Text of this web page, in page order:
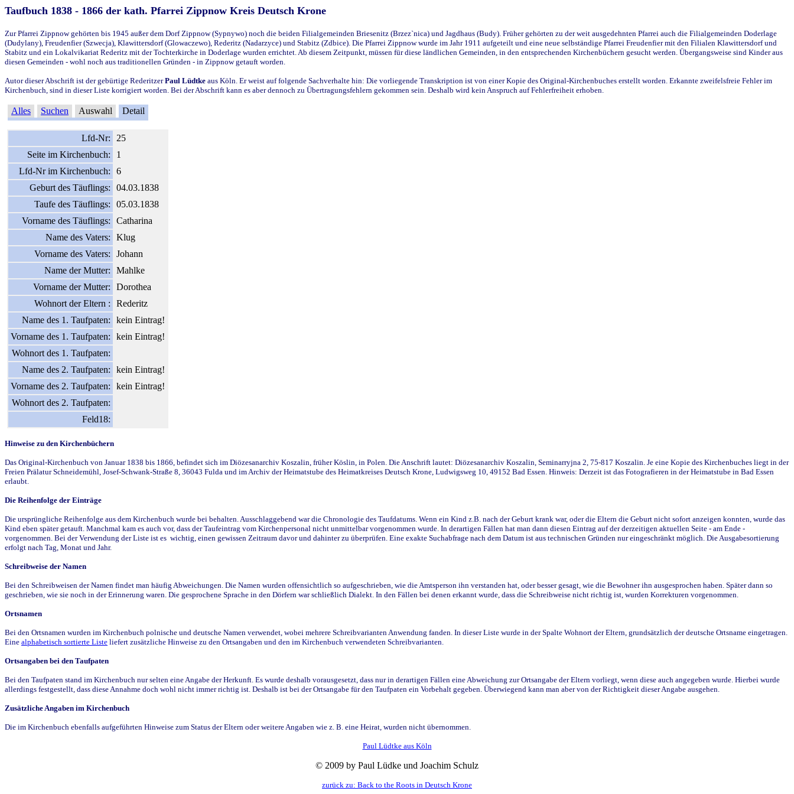
Taufbuch 1838 - 1866 der kath. Pfarrei Zippnow Kreis Deutsch Krone
Zur Pfarrei Zippnow gehörten bis 1945 außer dem Dorf Zippnow (Sypnywo) noch die beiden Filialgemeinden Briesenitz (Brzez`nica) und Jagdhaus (Budy). Früher gehörten zu der weit ausgedehnten Pfarrei auch die Filialgemeinden Doderlage
(Dudylany), Freudenfier (Szwecja), Klawittersdorf (Glowaczewo), Rederitz (Nadarzyce) und Stabitz (Zdbice). Die Pfarrei Zippnow wurde im Jahr 1911 aufgeteilt und eine neue selbständige Pfarrei Freudenfier mit den Filialen Klawittersdorf und
Stabitz und ein Lokalvikariat Rederitz mit der Tochterkirche in Doderlage wurden errichtet. Ab diesem Zeitpunkt, müssen für diese ländlichen Gemeinden, in den entsprechenden Kirchenbüchern gesucht werden. Übergangsweise sind Kinder aus
diesen Gemeinden - wohl noch aus traditionellen Gründen - in Zippnow getauft worden.
Autor dieser Abschrift ist der gebürtige RederitzerPaul Lüdtke aus Köln. Er weist auf folgende Sachverhalte hin: Die vorliegende Transkription ist von einer Kopie des Original-Kirchenbuches erstellt worden. Erkannte zweifelsfreie Fehler im
Kirchenbuch, sind in dieser Liste korrigiert worden. Bei der Abschrift kann es aber dennoch zu Übertragungsfehlern gekommen sein. Deshalb wird kein Anspruch auf Fehlerfreiheit erhoben.
Alles Suchen Auswahl Detail
Lfd-Nr:
25
Seite im Kirchenbuch:
1
Lfd-Nr im Kirchenbuch:
6
Geburt des Täuflings:
04.03.1838
Taufe des Täuflings:
05.03.1838
Vorname des Täuflings:
Catharina
Name des Vaters:
Klug
Vorname des Vaters:
Johann
Name der Mutter:
Mahlke
Vorname der Mutter:
Dorothea
Wohnort der Eltern :
Rederitz
Name des 1. Taufpaten:
kein Eintrag!
Vorname des 1. Taufpaten:
kein Eintrag!
Wohnort des 1. Taufpaten:
Name des 2. Taufpaten:
kein Eintrag!
Vorname des 2. Taufpaten:
kein Eintrag!
Wohnort des 2. Taufpaten:
Feld18:
Hinweise zu den Kirchenbüchern
Das Original-Kirchenbuch von Januar 1838 bis 1866, befindet sich im Diözesanarchiv Koszalin, früher Köslin, in Polen. Die Anschrift lautet: Diözesanarchiv Koszalin, Seminarryjna 2, 75-817 Koszalin. Je eine Kopie des Kirchenbuches liegt in der
Freien Prälatur Schneidemühl, Josef-Schwank-Straße 8, 36043 Fulda und im Archiv der Heimatstube des Heimatkreises Deutsch Krone, Ludwigsweg 10, 49152 Bad Essen. Hinweis: Derzeit ist das Fotografieren in der Heimatstube in Bad Essen
erlaubt.
Die Reihenfolge der Einträge
Die ursprüngliche Reihenfolge aus dem Kirchenbuch wurde bei behalten. Ausschlaggebend war die Chronologie des Taufdatums. Wenn ein Kind z.B. nach der Geburt krank war, oder die Eltern die Geburt nicht sofort anzeigen konnten, wurde das
Kind eben später getauft. Manchmal kam es auch vor, dass der Taufeintrag vom Kirchenpersonal nicht unmittelbar vorgenommen wurde. In derartigen Fällen hat man dann diesen Eintrag auf der derzeitigen aktuellen Seite - am Ende -
vorgenommen. Bei der Verwendung der Liste ist es wichtig, einen gewissen Zeitraum davor und dahinter zu überprüfen. Eine exakte Suchabfrage nach dem Datum ist aus technischen Gründen nur eingeschränkt möglich. Die Ausgabesortierung
erfolgt nach Tag, Monat und Jahr.
Schreibweise der Namen
Bei den Schreibweisen der Namen findet man häufig Abweichungen. Die Namen wurden offensichtlich so aufgeschrieben, wie die Amtsperson ihn verstanden hat, oder besser gesagt, wie die Bewohner ihn ausgesprochen haben. Später dann so
geschrieben, wie sie noch in der Erinnerung waren. Die gesprochene Sprache in den Dörfern war schließlich Dialekt. In den Fällen bei denen erkannt wurde, dass die Schreibweise nicht richtig ist, wurden Korrekturen vorgenommen.
Ortsnamen
Bei den Ortsnamen wurden im Kirchenbuch polnische und deutsche Namen verwendet, wobei mehrere Schreibvarianten Anwendung fanden. In dieser Liste wurde in der Spalte Wohnort der Eltern, grundsätzlich der deutsche Ortsname eingetragen.
Eine alphabetisch sortierte Liste liefert zusätzliche Hinweise zu den Ortsangaben und den im Kirchenbuch verwendeten Schreibvarianten.
Ortsangaben bei den Taufpaten
Bei den Taufpaten stand im Kirchenbuch nur selten eine Angabe der Herkunft. Es wurde deshalb vorausgesetzt, dass nur in derartigen Fällen eine Abweichung zur Ortsangabe der Eltern vorliegt, wenn diese auch angegeben wurde. Hierbei wurde
allerdings festgestellt, dass diese Annahme doch wohl nicht immer richtig ist. Deshalb ist bei der Ortsangabe für den Taufpaten ein Vorbehalt gegeben. Überwiegend kann man aber von der Richtigkeit dieser Angabe ausgehen.
Zusätzliche Angaben im Kirchenbuch
Die im Kirchenbuch ebenfalls aufgeführten Hinweise zum Status der Eltern oder weitere Angaben wie z. B. eine Heirat, wurden nicht übernommen.
Paul Lüdtke aus Köln
© 2009 by Paul Lüdke und Joachim Schulz
zurück zu: Back to the Roots in Deutsch Krone